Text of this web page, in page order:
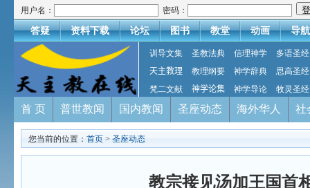
用户名： 密码：
答疑 资料下载 论坛 图书 教堂 动画 导航
训导文集 圣教法典 信理神学
多语圣经
天主教理
教理纲要 神学辞典
思高圣经
梵二文献
神学论集 神学导论 牧灵圣经
首 页 普世教闻 国内教闻 圣座动态 海外华人 社
您当前的位置： 首页 > 圣座动态
教宗接见汤加王国首